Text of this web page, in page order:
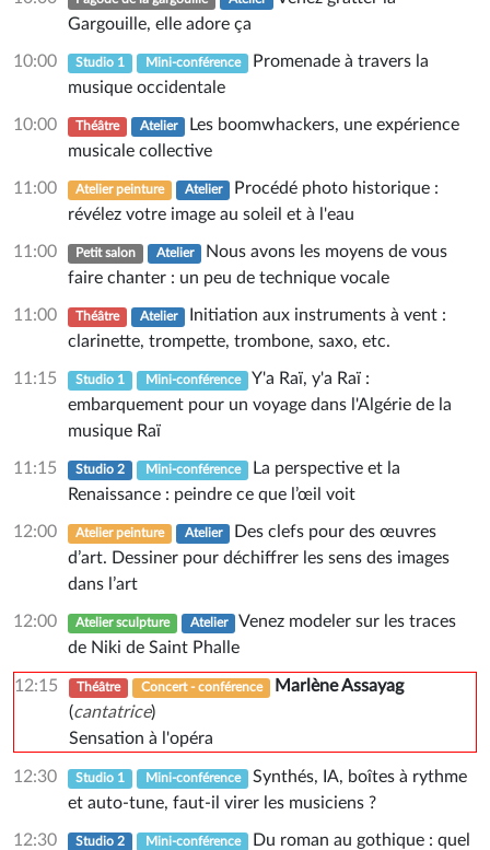
Gargouille, elle adore ça
10:00 Studio 1 Mini-conférence Promenade à travers la
musique occidentale
10:00 Théâtre Atelier Les boomwhackers, une expérience
musicale collective
11:00 Atelier peinture Atelier Procédé photo historique :
révélez votre image au soleil et à l'eau
11:00 Petit salon Atelier Nous avons les moyens de vous
faire chanter : un peu de technique vocale
11:00 Théâtre Atelier Initiation aux instruments à vent :
clarinette, trompette, trombone, saxo, etc.
11:15 Studio 1 Mini-conférence Y'a Raï, y'a Raï :
embarquement pour un voyage dans l'Algérie de la
musique Raï
11:15 Studio 2 Mini-conférence La perspective et la
Renaissance : peindre ce que l’œil voit
12:00 Atelier peinture Atelier Des clefs pour des œuvres
d’art. Dessiner pour déchiffrer les sens des images
dans l’art
12:00 Atelier sculpture Atelier Venez modeler sur les traces
de Niki de Saint Phalle
12:15 Théâtre Concert - conférence
Marlène Assayag
(cantatrice)
Sensation à l'opéra
12:30 Studio 1 Mini-conférence Synthés, IA, boîtes à rythme
et auto-tune, faut-il virer les musiciens ?
12:30 Studio 2 Mini-conférence Du roman au gothique : quel